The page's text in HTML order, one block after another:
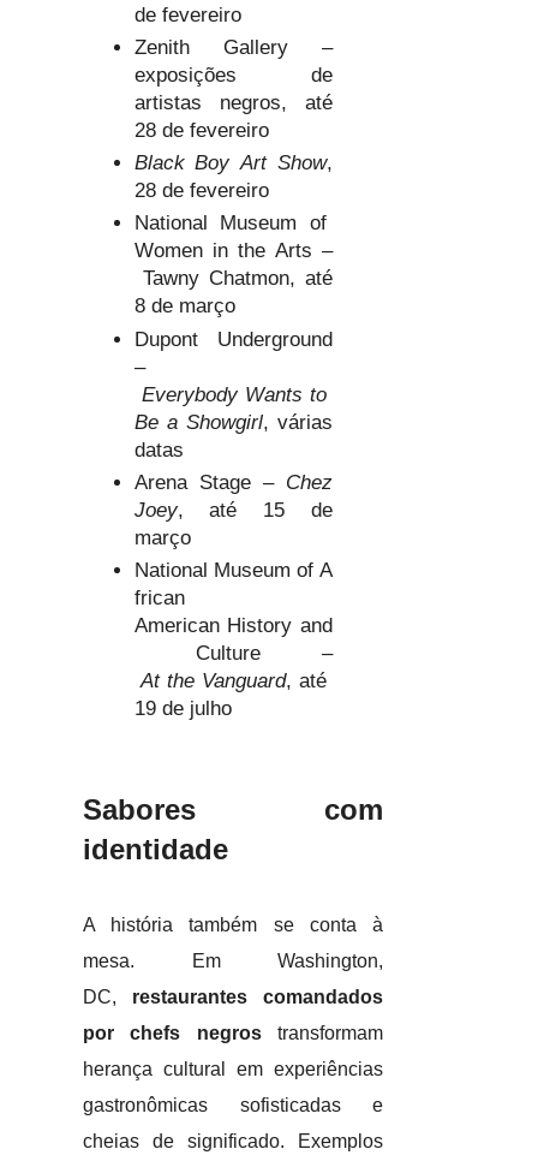
de fevereiro
Zenith Gallery –
exposições de
artistas negros, até
28 de fevereiro
Black Boy Art Show,
28 de fevereiro
National Museum of
Women in the Arts –
Tawny Chatmon, até
8 de março
Dupont Underground
–
Everybody Wants to
Be a Showgirl, várias
datas
Arena Stage – Chez
Joey, até 15 de
março
National Museum of A
frican
American History and
Culture –
At the Vanguard, até
19 de julho
Sabores com
identidade
A história também se conta à
mesa. Em Washington,
DC, restaurantes comandados
por chefs negrostransformam
herança cultural em experiências
gastronômicas sofisticadas e
cheias de significado. Exemplos